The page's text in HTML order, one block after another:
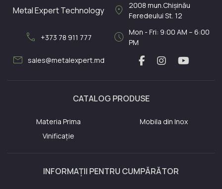
Metal Expert Technology location_on 2008 mun.Chișinău
Feredeului St. 12
call +373 78 911 777 schedule Mon - Fri: 9:00 AM – 6:00
PM
mail sales@metalexpert.md
CATALOG PRODUSE
Materia Prima
Mobila din Inox
Vinificație
INFORMAȚII PENTRU CUMPĂRĂTOR